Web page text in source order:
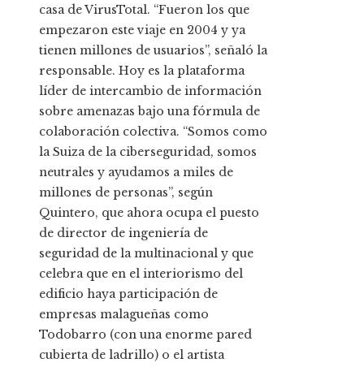
casa de VirusTotal. “Fueron los que
empezaron este viaje en 2004 y ya
tienen millones de usuarios”, señaló la
responsable. Hoy es la plataforma
líder de intercambio de información
sobre amenazas bajo una fórmula de
colaboración colectiva. “Somos como
la Suiza de la ciberseguridad, somos
neutrales y ayudamos a miles de
millones de personas”, según
Quintero, que ahora ocupa el puesto
de director de ingeniería de
seguridad de la multinacional y que
celebra que en el interiorismo del
edificio haya participación de
empresas malagueñas como
Todobarro (con una enorme pared
cubierta de ladrillo) o el artista